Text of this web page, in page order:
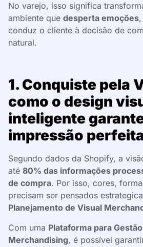
No varejo, isso significa
ambiente que desperta emoções
conduz o cliente à decisão de
natural.
1. Conquiste pela
como o design
inteligente
impressão
Segundo dados da Shopify, a
até 80% das informações
de compra. Por isso, cores,
precisam ser pensados
Planejamento de Visual
Com uma Plataforma para
Merchandising, é possível